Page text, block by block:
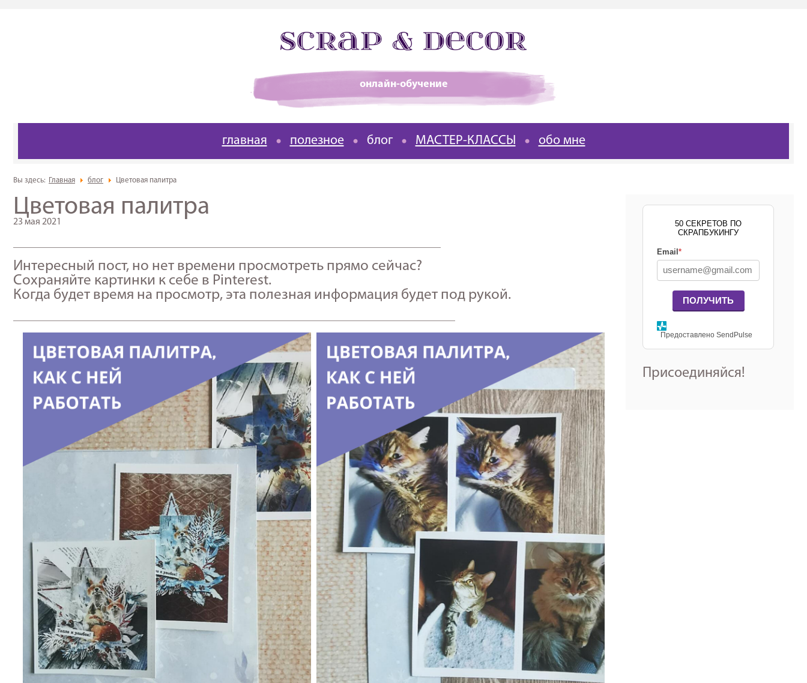
онлайн-обучение
главная полезное блог МАСТЕР-КЛАССЫ обо мне
Вы здесь: Главная блог Цветовая палитра
Цветовая палитра
23 мая 2021
Интересный пост, но нет времени просмотреть прямо сейчас?
Сохраняйте картинки к себе в Pinterest.
Когда будет время на просмотр, эта полезная информация будет под рукой.
50 СЕКРЕТОВ ПО
СКРАПБУКИНГУ
Email *
ПОЛУЧИТЬ
Предоставлено SendPulse
Присоединяйся!